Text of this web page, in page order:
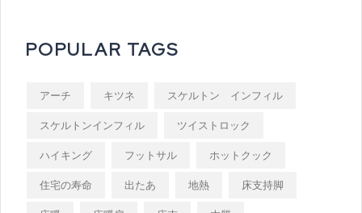
POPULAR TAGS
アーチ キツネ スケルトン インフィル
スケルトンインフィル ツイストロック
ハイキング フットサル ホットクック
住宅の寿命 出たあ 地熱 床支持脚